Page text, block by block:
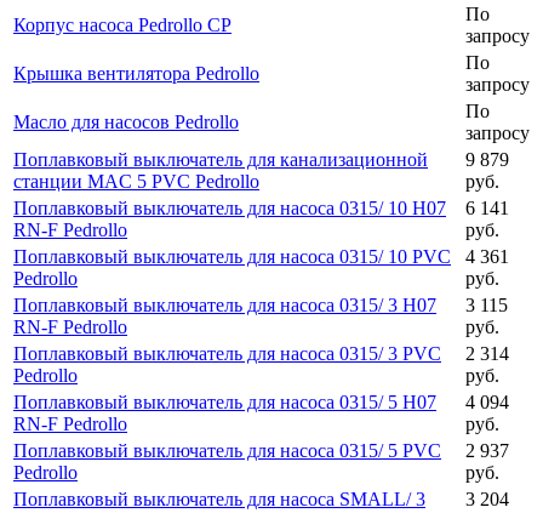
Корпус насоса Pedrollo CP
По
запросу
Крышка вентилятора Pedrollo
По
запросу
Масло для насосов Pedrollo
По
запросу
Поплавковый выключатель для канализационной
станции MAC 5 PVC Pedrollo
9 879
руб.
Поплавковый выключатель для насоса 0315/ 10 H07
RN-F Pedrollo
6 141
руб.
Поплавковый выключатель для насоса 0315/ 10 PVC
Pedrollo
4 361
руб.
Поплавковый выключатель для насоса 0315/ 3 H07
RN-F Pedrollo
3 115
руб.
Поплавковый выключатель для насоса 0315/ 3 PVC
Pedrollo
2 314
руб.
Поплавковый выключатель для насоса 0315/ 5 H07
RN-F Pedrollo
4 094
руб.
Поплавковый выключатель для насоса 0315/ 5 PVC
Pedrollo
2 937
руб.
Поплавковый выключатель для насоса SMALL/ 3
3 204